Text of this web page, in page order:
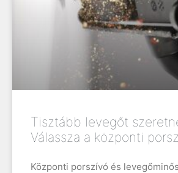
Tisztább levegőt
Válassza a központi
Központi porszívó és